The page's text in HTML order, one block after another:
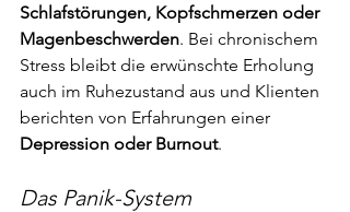
Schlafstörungen, Kopfschmerzen oder
Magenbeschwerden. Bei chronischem
Stress bleibt die erwünschte Erholung
auch im Ruhezustand aus und Klienten
berichten von Erfahrungen einer
Depression oder Burnout.
Das Panik-System